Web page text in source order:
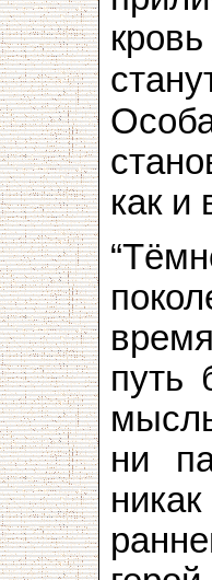
как и
путь
ни